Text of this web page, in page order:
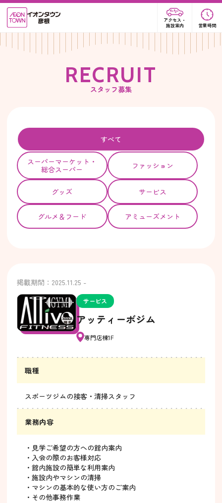
アクセス・
施設案内
営業時間
RECRUIT
スタッフ募集
すべて
スーパーマーケット・
総合スーパー
ファッション
グッズ サービス
グルメ＆フード アミューズメント
掲載期間：2025.11.25 -
サービス
アッティーボジム
専門店棟1F
職種
スポーツジムの接客・清掃スタッフ
業務内容
・見学ご希望の方への館内案内
・入会の際のお客様対応
・館内施設の簡単な利用案内
・施設内やマシンの清掃
・マシンの基本的な使い方のご案内
・その他事務作業